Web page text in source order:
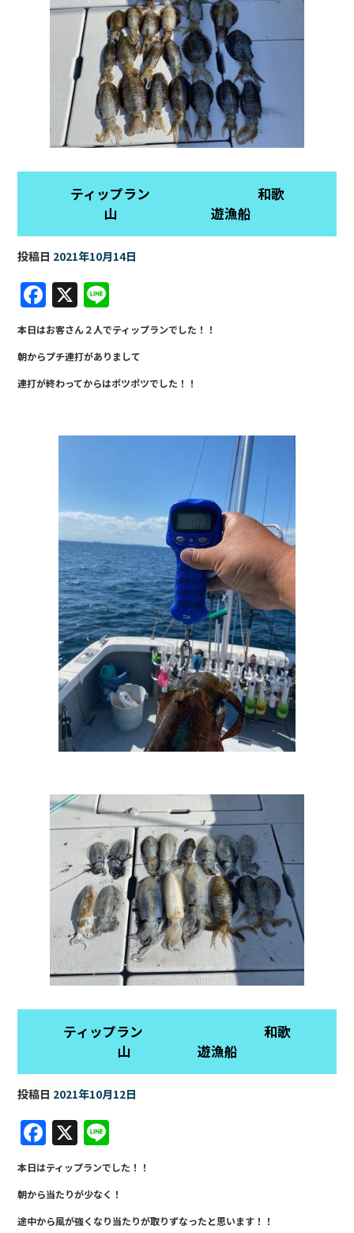
ティップラン 和歌
山 遊漁船
投稿日 2021年10月14日
F
a
c
e
b
o
X
n
e
本日はお客さん２人でティップランでした！！
朝からプチ連打がありまして
連打が終わってからはポツポツでした！！
ティップラン 和歌
山 遊漁船
投稿日 2021年10月12日
F
a
c
e
X
n
e
本日はティップランでした！！
朝から当たりが少なく！
途中から風が強くなり当たりが取りずなったと思います！！